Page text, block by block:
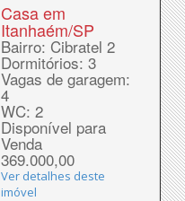
Casa em
Itanhaém/SP
Bairro: Cibratel 2
Dormitórios: 3
Vagas de garagem:
4
WC: 2
Disponível para
Venda
369.000,00
Ver detalhes deste
imóvel